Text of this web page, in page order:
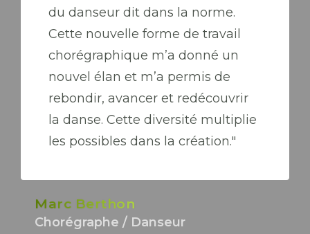
du danseur dit dans la norme.
Cette nouvelle forme de travail
chorégraphique m’a donné un
nouvel élan et m’a permis de
rebondir, avancer et redécouvrir
la danse. Cette diversité multiplie
les possibles dans la création."
Marc Berthon
Chorégraphe / Danseur